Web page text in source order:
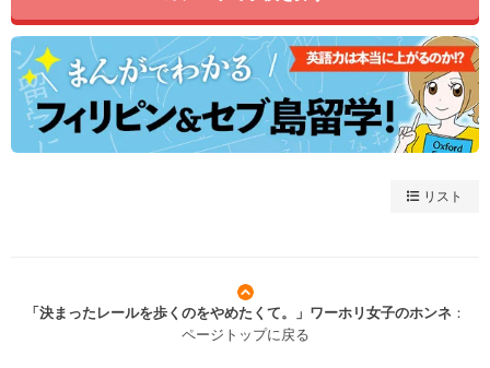
リスト
「決まったレールを歩くのをやめたくて。」ワーホリ女子のホンネ：
ページトップに戻る